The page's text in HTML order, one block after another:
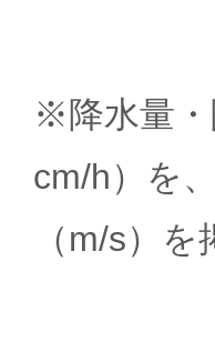
※降水量・
cm/h）を
（m/s）